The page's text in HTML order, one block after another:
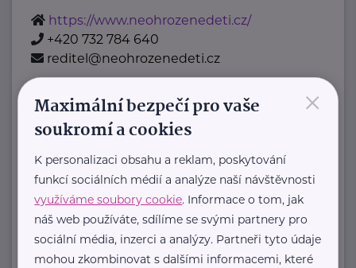
https://www.neohrozenedeti.cz/
+420 732 784 640
reditel@neohrozenedeti.cz
Amelie, z.s.
Šaldova Praha
Amelie od roku 2006 pomáhá žít život
s rakovinou:
poskytujeme
psychosociální pomoc
×
Maximální bezpečí pro vaše
soukromí a cookies
K personalizaci obsahu a reklam, poskytování
funkcí sociálních médií a analýze naší návštěvnosti
využíváme soubory cookie. Informace o tom, jak
náš web používáte, sdílíme se svými partnery pro
sociální média, inzerci a analýzy. Partneři tyto údaje
mohou zkombinovat s dalšími informacemi, které